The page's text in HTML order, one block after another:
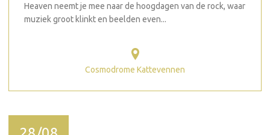
Heaven neemt je mee naar de hoogdagen van de rock, waar
muziek groot klinkt en beelden even...
Cosmodrome Kattevennen